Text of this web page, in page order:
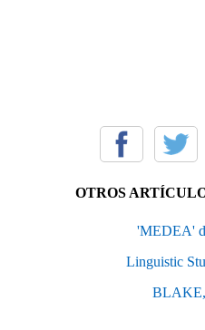
OTROS
'MEDEA'
Linguistic